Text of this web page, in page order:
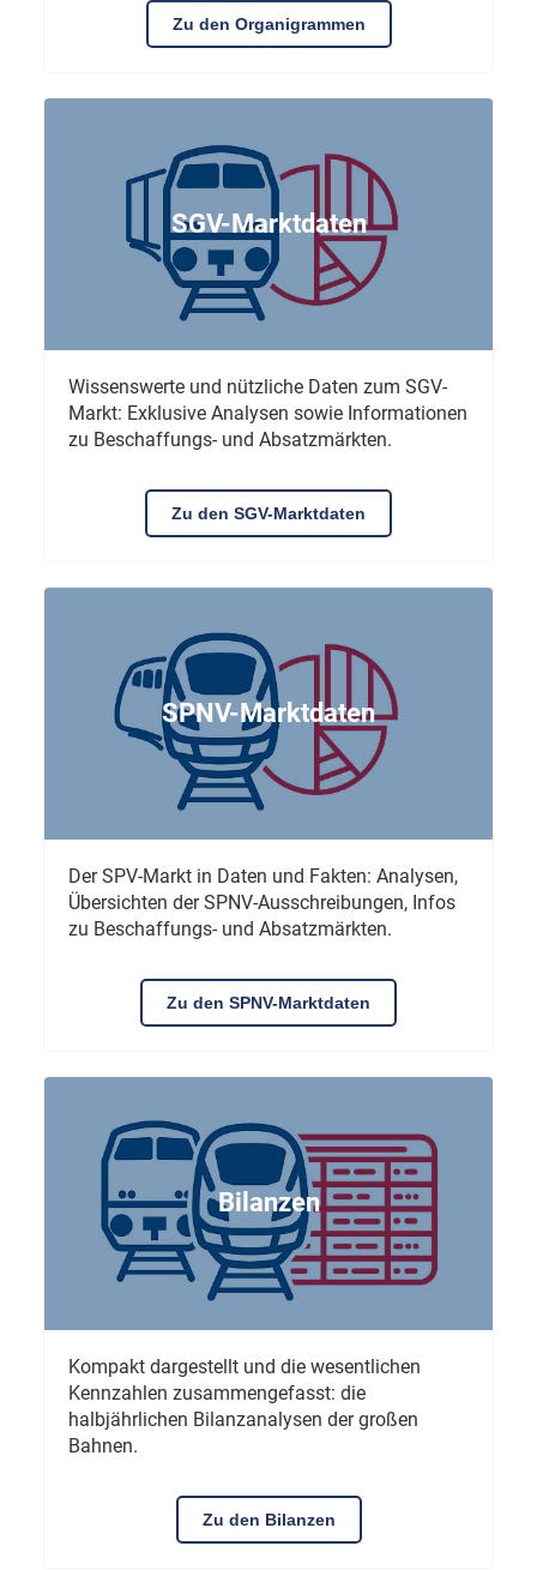
Zu den Organigrammen
SGV-Marktdaten
Wissenswerte und nützliche Daten zum SGV-
Markt: Exklusive Analysen sowie Informationen
zu Beschaffungs- und Absatzmärkten.
Zu den SGV-Marktdaten
SPNV-Marktdaten
Der SPV-Markt in Daten und Fakten: Analysen,
Übersichten der SPNV-Ausschreibungen, Infos
zu Beschaffungs- und Absatzmärkten.
Zu den SPNV-Marktdaten
Bilanzen
Kompakt dargestellt und die wesentlichen
Kennzahlen zusammengefasst: die
halbjährlichen Bilanzanalysen der großen
Bahnen.
Zu den Bilanzen